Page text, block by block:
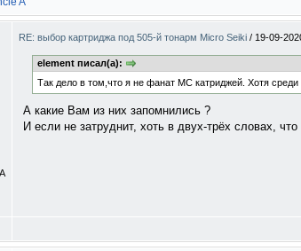
RE: выбор картриджа под 505-й тонарм Micro Seiki / 19-09-
element писал(а):
Так дело в том,что я не фанат МС катриджей. Хотя среди
А какие Вам из них запомнились ?
И если не затруднит, хоть в двух-трёх словах,